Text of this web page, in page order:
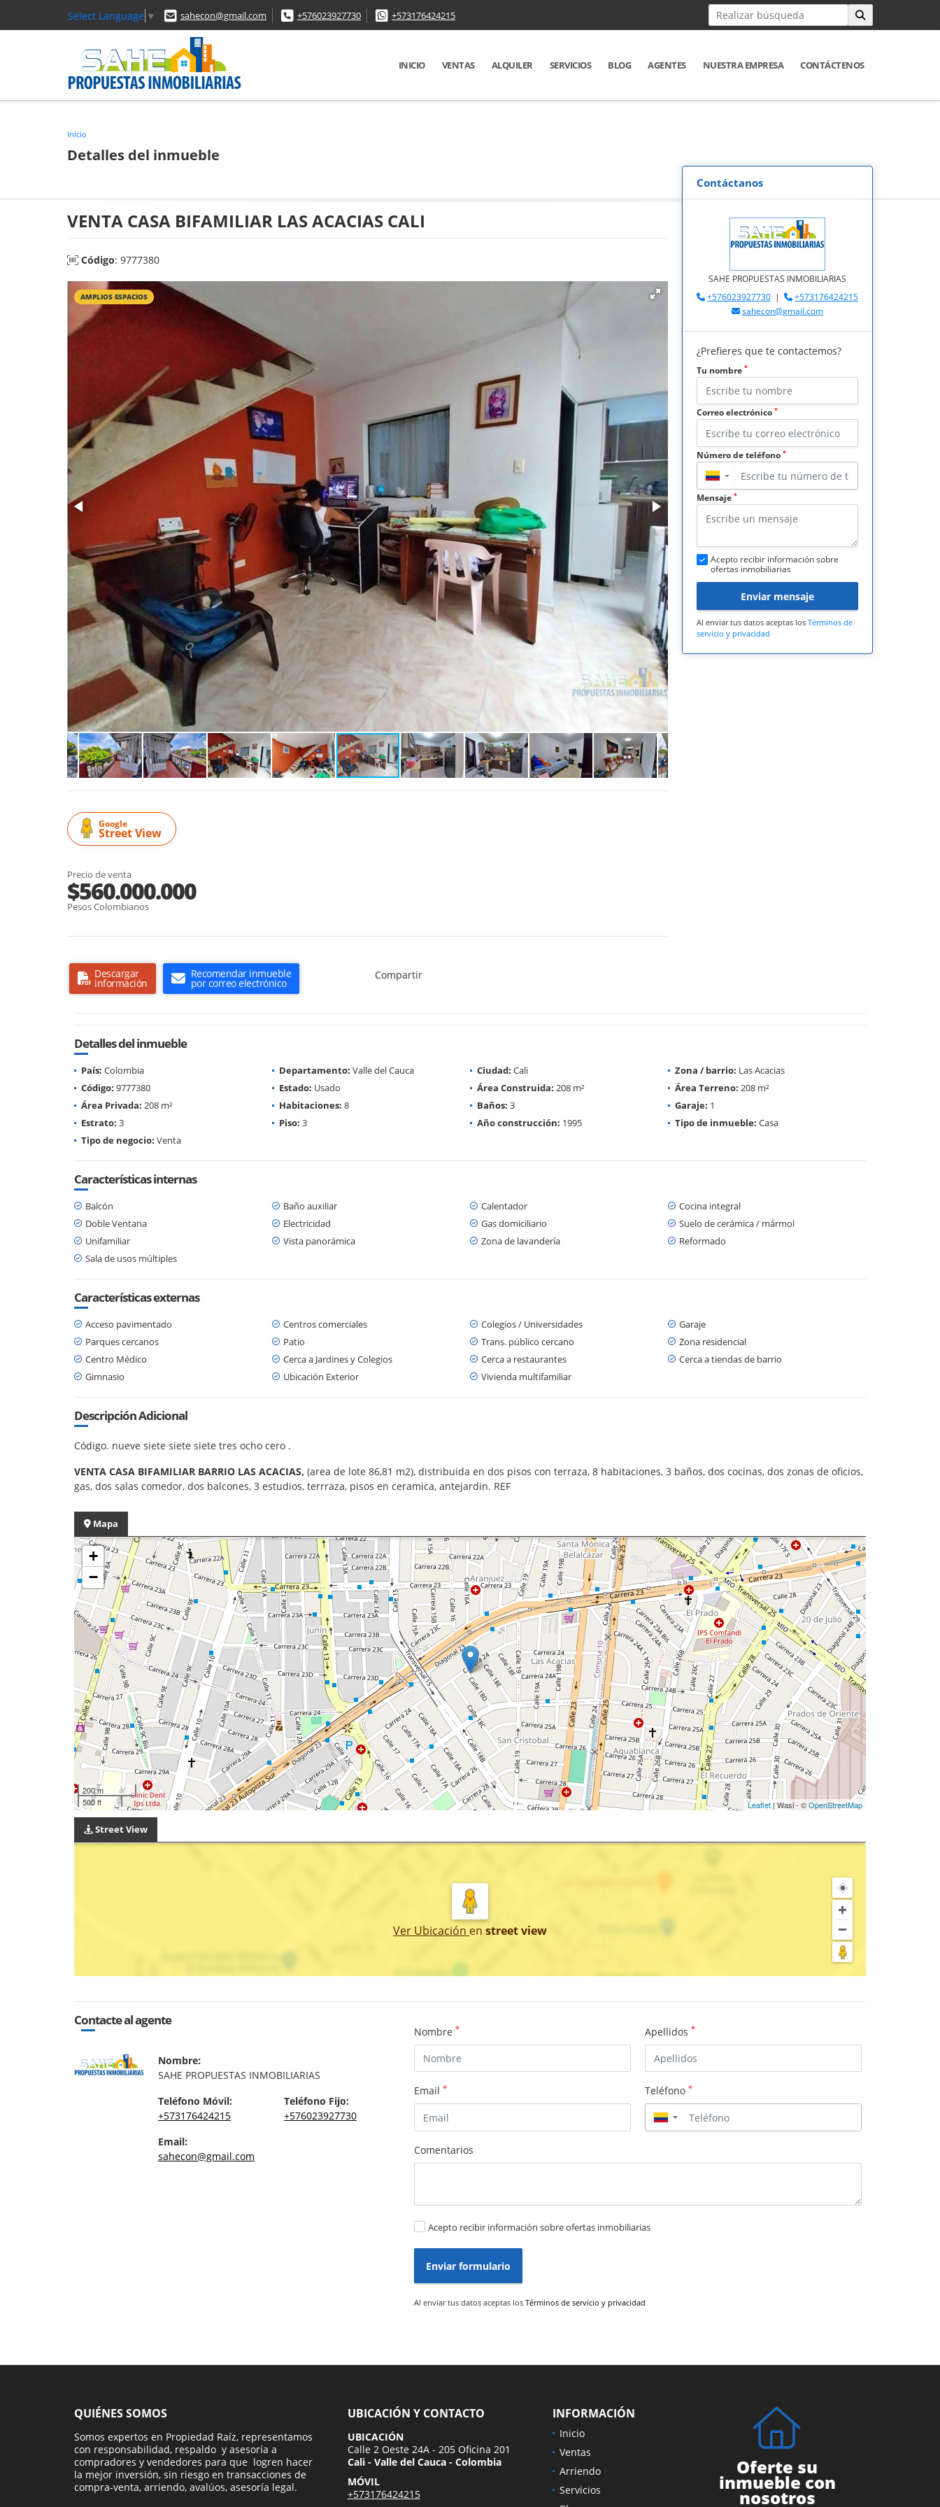
Select Language ▼ sahecon@gmail.com +576023927730 +573176424215
INICIO VENTAS ALQUILER SERVICIOS BLOG AGENTES NUESTRA EMPRESA CONTÁCTENOS
Inicio
Detalles del inmueble
VENTA CASA BIFAMILIAR LAS ACACIAS CALI
Código: 9777380
AMPLIOS ESPACIOS
Google
Street View
Precio de venta
$560.000.000
Pesos Colombianos
Descargar
información
Recomendar inmueble
por correo electrónico
Compartir
Contáctanos
SAHE PROPUESTAS INMOBILIARIAS
+576023927730 |
+573176424215
sahecon@gmail.com
¿Prefieres que te contactemos?
Tu nombre *
Correo electrónico *
Número de teléfono *
▼
Mensaje *
Acepto recibir información sobre
ofertas inmobiliarias
Enviar mensaje
Al enviar tus datos aceptas los Términos de
servicio y privacidad
Detalles del inmueble
País: Colombia Departamento: Valle del Cauca Ciudad: Cali Zona / barrio: Las Acacias
Código: 9777380 Estado: Usado Área Construida: 208 m² Área Terreno: 208 m²
Área Privada: 208 m² Habitaciones: 8 Baños: 3 Garaje: 1
Estrato: 3 Piso: 3 Año construcción: 1995 Tipo de inmueble: Casa
Tipo de negocio: Venta
Características internas
Balcón Baño auxiliar Calentador
Cocina integral
Doble Ventana
Electricidad Gas domiciliario
Suelo de cerámica / mármol
Unifamiliar
Vista panorámica Zona de lavandería
Reformado
Sala de usos múltiples
Características externas
Acceso pavimentado Centros comerciales Colegios / Universidades
Garaje
Parques cercanos
Patio Trans. público cercano
Zona residencial
Centro Médico
Cerca a Jardines y Colegios Cerca a restaurantes
Cerca a tiendas de barrio
Gimnasio
Ubicación Exterior Vivienda multifamiliar
Descripción Adicional
Código. nueve siete siete siete tres ocho cero .
VENTA CASA BIFAMILIAR BARRIO LAS ACACIAS, (area de lote 86,81 m2), distribuida en dos pisos con terraza, 8 habitaciones, 3 baños, dos cocinas, dos zonas de oficios,
gas, dos salas comedor, dos balcones, 3 estudios, terrraza, pisos en ceramica, antejardin. REF
Mapa
+
−
200 m
500 ft
Leaflet | Wasi - ©OpenStreetMap
Street View
Ver Ubicación en street view
Contacte al agente
Nombre:
SAHE PROPUESTAS INMOBILIARIAS
Teléfono Móvil:
+573176424215
Teléfono Fijo:
+576023927730
Email:
sahecon@gmail.com
Nombre * Apellidos *
Email * Teléfono *
▼
Comentarios
Acepto recibir información sobre ofertas inmobiliarias
Enviar formulario
Al enviar tus datos aceptas los Términos de servicio y privacidad
QUIÉNES SOMOS
Somos expertos en Propiedad Raíz, representamos
con responsabilidad, respaldo y asesoría a
compradores y vendedores para que logren hacer
la mejor inversión, sin riesgo en transacciones de
compra-venta, arriendo, avalúos, asesoría legal.
UBICACIÓN Y CONTACTO
UBICACIÓN
Calle 2 Oeste 24A - 205 Oficina 201
Cali - Valle del Cauca - Colombia
MÓVIL
+573176424215
INFORMACIÓN
Inicio
Ventas
Arriendo
Servicios
Oferte su
inmueble con
nosotros